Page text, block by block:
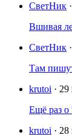
СветНик
Вшивая
СветНик
Там
krutoi ·
Ещё раз о
krutoi ·